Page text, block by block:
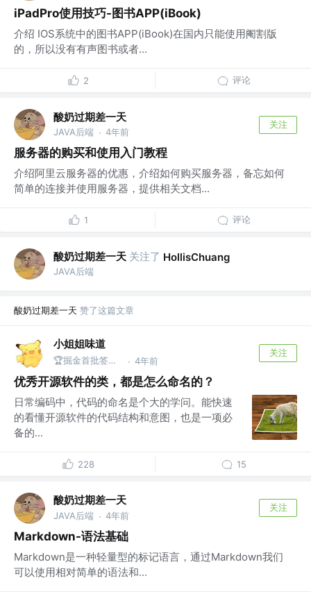
iPadPro使用技巧-图书APP(iBook)
介绍 IOS系统中的图书APP(iBook)在国内只能使用阉割版
的，所以没有有声图书或者...
2 评论
酸奶过期差一天
JAVA后端 · 4年前
关注
服务器的购买和使用入门教程
介绍阿里云服务器的优惠，介绍如何购买服务器，备忘如何
简单的连接并使用服务器，提供相关文档...
1 评论
酸奶过期差一天 关注了 HollisChuang
JAVA后端
酸奶过期差一天 赞了这篇文章
小姐姐味道
🏆掘金首批签约作者 @公众号：xjjdog · 4年前
关注
优秀开源软件的类，都是怎么命名的？
日常编码中，代码的命名是个大的学问。能快速
的看懂开源软件的代码结构和意图，也是一项必
备的...
228 15
酸奶过期差一天
JAVA后端 · 4年前
关注
Markdown-语法基础
Markdown是一种轻量型的标记语言，通过Markdown我们
可以使用相对简单的语法和...